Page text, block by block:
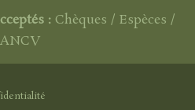
: Chèques / Espèces /